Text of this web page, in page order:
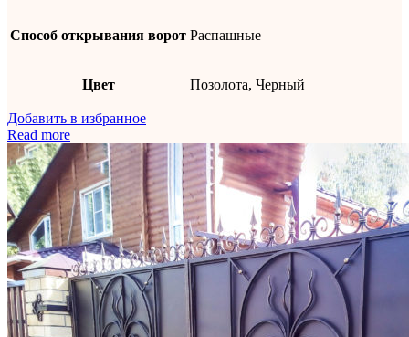
Способ открывания ворот Распашные
Цвет Позолота, Черный
Добавить в избранное
Read more